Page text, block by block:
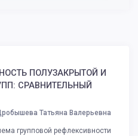
ПОЛУЗАКРЫТОЙ И
СРАВНИТЕЛЬНЫЙ
Татьяна Валерьевна
групповой рефлексивности